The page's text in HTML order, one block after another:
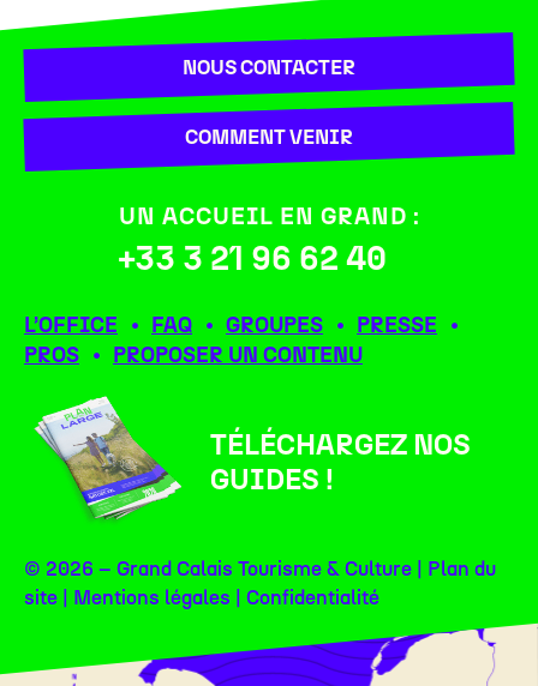
NOUS CONTACTER
COMMENT VENIR
UN ACCUEIL EN GRAND :
+33 3 21 96 62 40
L’OFFICE FAQ GROUPES
PRESSE
PROS
PROPOSER UN CONTENU
TÉLÉCHARGEZ NOS
GUIDES !
© 2026 – Grand Calais Tourisme & Culture | Plan du
site | Mentions légales | Confidentialité